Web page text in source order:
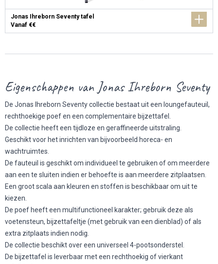
Jonas Ihreborn Seventy tafel
Vanaf €€
Eigenschappen van Jonas Ihreborn Seventy
De Jonas Ihreborn Seventy collectie bestaat uit een loungefauteuil,
rechthoekige poef en een complementaire bijzettafel.
De collectie heeft een tijdloze en geraffineerde uitstraling.
Geschikt voor het inrichten van bijvoorbeeld horeca- en
wachtruimtes.
De fauteuil is geschikt om individueel te gebruiken of om meerdere
aan een te sluiten indien er behoefte is aan meerdere zitplaatsen.
Een groot scala aan kleuren en stoffen is beschikbaar om uit te
kiezen.
De poef heeft een multifunctioneel karakter; gebruik deze als
voetensteun, bijzettafeltje (met gebruik van een dienblad) of als
extra zitplaats indien nodig.
De collectie beschikt over een universeel 4-pootsonderstel.
De bijzettafel is leverbaar met een rechthoekig of vierkant